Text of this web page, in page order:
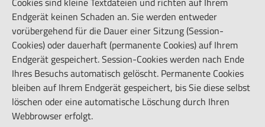
Endgerät keinen Schaden an. Sie werden entweder
vorübergehend für die Dauer einer Sitzung (Session-
Cookies) oder dauerhaft (permanente Cookies) auf Ihrem
Endgerät gespeichert. Session-Cookies werden nach Ende
Ihres Besuchs automatisch gelöscht. Permanente Cookies
bleiben auf Ihrem Endgerät gespeichert, bis Sie diese selbst
löschen oder eine automatische Löschung durch Ihren
Webbrowser erfolgt.